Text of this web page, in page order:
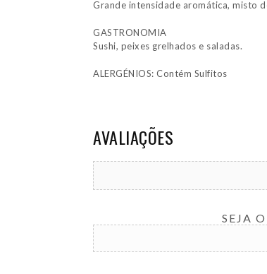
Grande intensidade aromática, misto
GASTRONOMIA
Sushi, peixes grelhados e saladas.
ALERGÉNIOS: Contém Sulfitos
AVALIAÇÕES
SEJA